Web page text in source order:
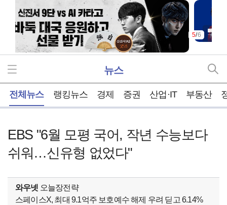
5/6
뉴스
전체뉴스 랭킹뉴스 경제 증권 산업·IT 부동산
EBS "6월 모평 국어, 작년 수능보다
쉬워…신유형 없었다"
와우넷 오늘장전략
스페이스X, 최대 9.1억주 보호예수 해제 우려 딛고 6.14%